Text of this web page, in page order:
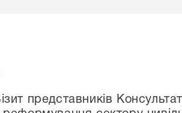
представників